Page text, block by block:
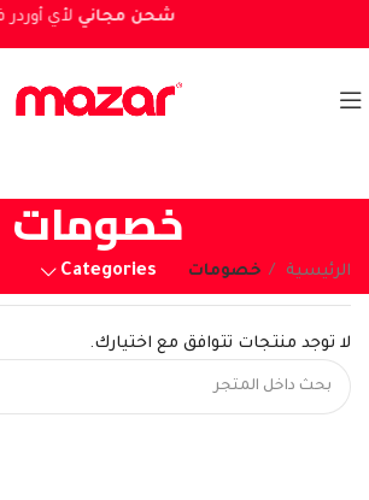
خصومات
Categories الرئيسية خصومات
لا توجد منتجات تتوافق مع اختيارك.
شحن مجانيلأي أوردر فوق